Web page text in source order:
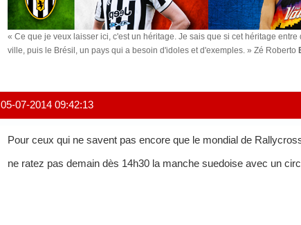
« Ce que je veux laisser ici, c'est un héritage. Je sais que si cet héritage
ville, puis le Brésil, un pays qui a besoin d'idoles et d'exemples. » Zé Roberto
05-07-2014 09:42:13
Pour ceux qui ne savent pas encore que le mondial de
ne ratez pas demain dès 14h30 la manche suedoise avec un